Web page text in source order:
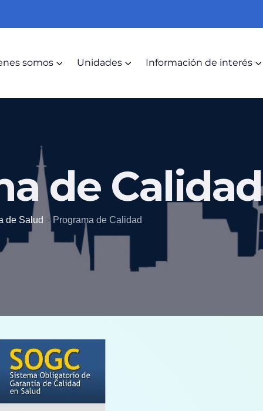
somos Unidades Información de interés
de Calidad
de Salud > Programa de Calidad